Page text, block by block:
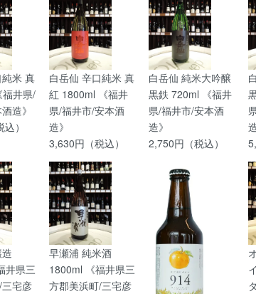
米 真
井県/
造》
）
白岳仙 辛口純米 真
紅 1800ml 《福井
県/福井市/安本酒
造》
3,630円（税込）
白岳仙 純米大吟醸
黒鉄 720ml 《福井
県/福井市/安本酒
造》
2,750円（税込）
井県三
宅彦
早瀬浦 純米酒
1800ml 《福井県三
方郡美浜町/三宅彦